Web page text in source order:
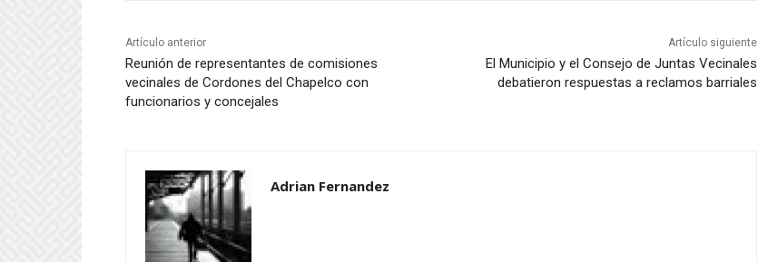
Artículo anterior
Reunión de representantes de comisiones
vecinales de Cordones del Chapelco con
funcionarios y concejales
Artículo siguiente
El Municipio y el Consejo de Juntas Vecinales
debatieron respuestas a reclamos barriales
Adrian Fernandez